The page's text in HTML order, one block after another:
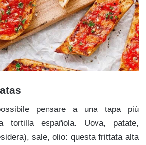
pensare a una tapa più
tortilla española. Uova, patate,
sale, olio: questa frittata alta